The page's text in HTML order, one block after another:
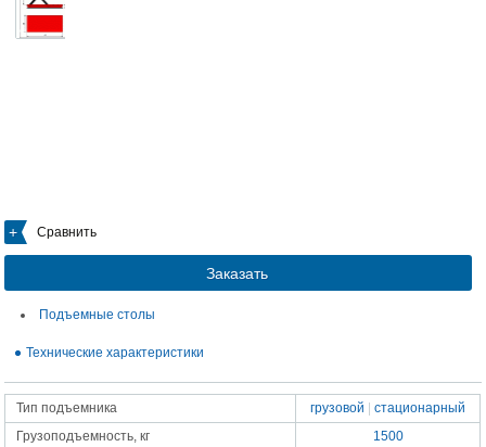
Сравнить
Заказать
Подъемные столы
Технические характеристики
Тип подъемника грузовой |стационарный
Грузоподъемность, кг
1500